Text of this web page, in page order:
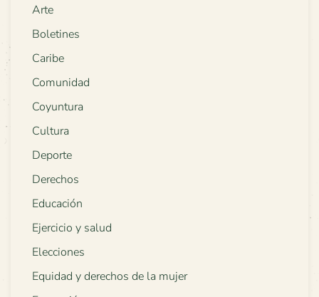
Arte
Boletines
Caribe
Comunidad
Coyuntura
Cultura
Deporte
Derechos
Educación
Ejercicio y salud
Elecciones
Equidad y derechos de la mujer